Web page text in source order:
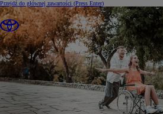
Przejdź do głównej zawartości (Press Enter)